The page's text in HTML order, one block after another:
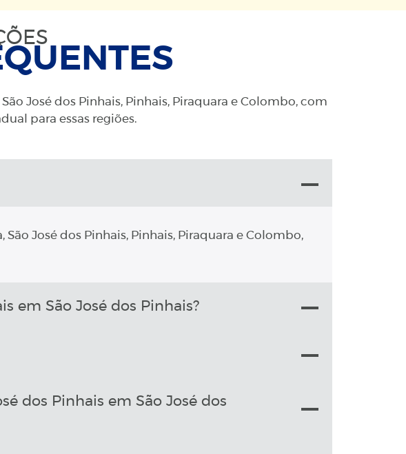
José dos Pinhais, Pinhais, Piraquara e Colombo, com
para essas regiões.
José dos Pinhais, Pinhais, Piraquara e Colombo,
em São José dos Pinhais?
dos Pinhais em São José dos